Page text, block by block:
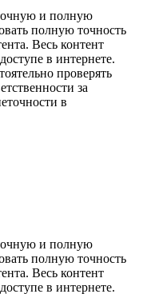
и полную
полную точность
Весь контент
в интернете.
проверять
за
в
и полную
полную точность
Весь контент
в интернете.